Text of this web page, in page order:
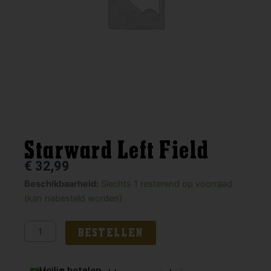
Starward Left Field
€ 32,99
Beschikbaarheid: Slechts 1 resterend op voorraad
(kan nabesteld worden)
Starward
Left
aantal
BESTELLEN